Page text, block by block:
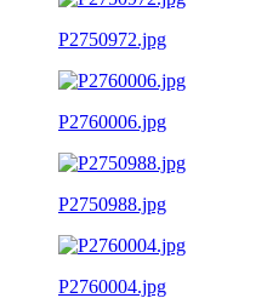
P2750972.jpg
P2760006.jpg
P2750988.jpg
P2760004.jpg